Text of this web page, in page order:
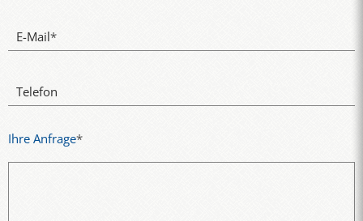
E-Mail*
Telefon
Ihre Anfrage*